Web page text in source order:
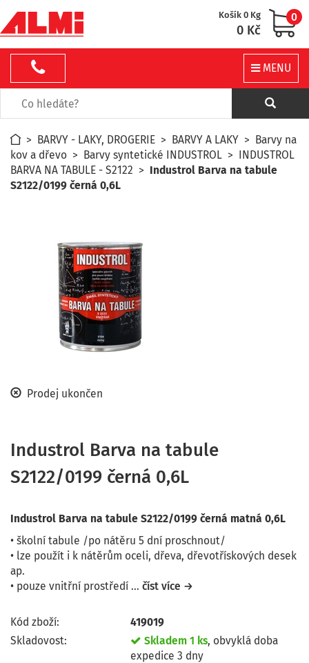
Košík 0 Kg
0 Kč
0
MENU
> BARVY - LAKY, DROGERIE > BARVY A LAKY > Barvy na
kov a dřevo > Barvy syntetické INDUSTROL > INDUSTROL
BARVA NA TABULE - S2122 > Industrol Barva na tabule
S2122/0199 černá 0,6L
Prodej ukončen
Industrol Barva na tabule
S2122/0199 černá 0,6L
Industrol Barva na tabule S2122/0199 černá matná 0,6L
• školní tabule /po nátěru 5 dní proschnout/
• lze použít i k nátěrům oceli, dřeva, dřevotřískových desek
ap.
• pouze vnitřní prostředí ... číst více →
Kód zboží:
419019
Skladovost:
Skladem 1 ks, obvyklá doba
expedice 3 dny